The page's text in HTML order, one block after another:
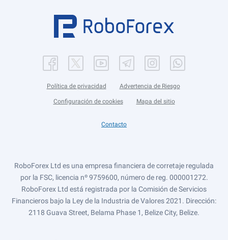
Política de privacidad Advertencia de Riesgo
Configuración de cookies Mapa del sitio
Contacto
RoboForex Ltd es una empresa financiera de corretaje regulada
por la FSC, licencia nº 9759600, número de reg. 000001272.
RoboForex Ltd está registrada por la Comisión de Servicios
Financieros bajo la Ley de la Industria de Valores 2021. Dirección:
2118 Guava Street, Belama Phase 1, Belize City, Belize.